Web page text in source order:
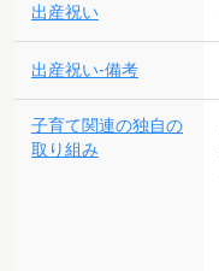
出産祝い
出産祝い-備考
子育て関連の独自の
取り組み